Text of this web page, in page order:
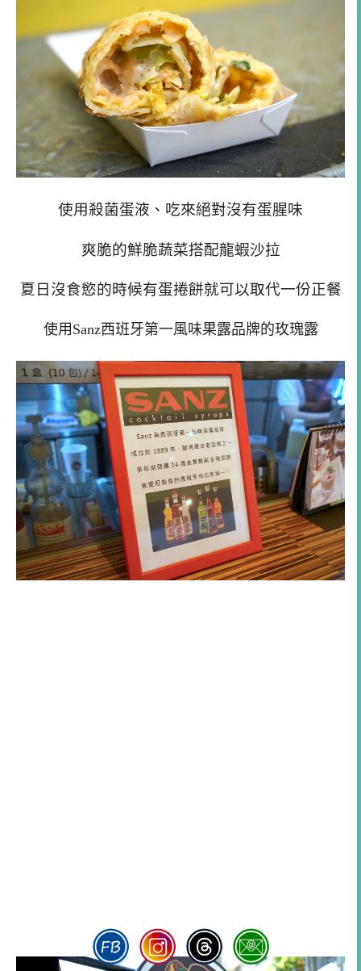
使用殺菌蛋液、吃來絕對沒有蛋腥味
爽脆的鮮脆蔬菜搭配龍蝦沙拉
夏日沒食慾的時候有蛋捲餅就可以取代一份正餐
使用Sanz西班牙第一風味果露品牌的玫瑰露